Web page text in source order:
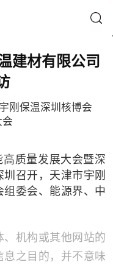
建材有限公司
宇刚保温深圳核博会
会
质量发展大会暨深
召开，天津市宇刚
委会、能源界、中
、机构或其他网站的
息之目的，并不意味